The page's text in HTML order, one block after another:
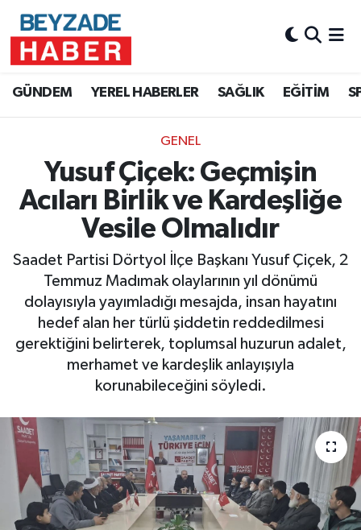
GÜNDEM YEREL HABERLER SAĞLIK EĞİTİM
GENEL
Yusuf Çiçek: Geçmişin
Acıları Birlik ve Kardeşliğe
Vesile Olmalıdır
Saadet Partisi Dörtyol İlçe Başkanı Yusuf Çiçek, 2
Temmuz Madımak olaylarının yıl dönümü
dolayısıyla yayımladığı mesajda, insan hayatını
hedef alan her türlü şiddetin reddedilmesi
gerektiğini belirterek, toplumsal huzurun adalet,
merhamet ve kardeşlik anlayışıyla
korunabileceğini söyledi.
Hava Durumu
Süper Lig Puan Durumu ve Fikstür
Tüm Manşetler
Son Dakika Haberleri
Haber Arşivi